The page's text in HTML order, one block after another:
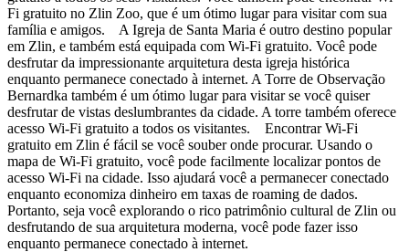
Fi gratuito no Zlin Zoo, que é um ótimo lugar para visitar com sua
família e amigos. A Igreja de Santa Maria é outro destino popular
em Zlin, e também está equipada com Wi-Fi gratuito. Você pode
desfrutar da impressionante arquitetura desta igreja histórica
enquanto permanece conectado à internet. A Torre de Observação
Bernardka também é um ótimo lugar para visitar se você quiser
desfrutar de vistas deslumbrantes da cidade. A torre também oferece
acesso Wi-Fi gratuito a todos os visitantes. Encontrar Wi-Fi
gratuito em Zlin é fácil se você souber onde procurar. Usando o
mapa de Wi-Fi gratuito, você pode facilmente localizar pontos de
acesso Wi-Fi na cidade. Isso ajudará você a permanecer conectado
enquanto economiza dinheiro em taxas de roaming de dados.
Portanto, seja você explorando o rico patrimônio cultural de Zlin ou
desfrutando de sua arquitetura moderna, você pode fazer isso
enquanto permanece conectado à internet.